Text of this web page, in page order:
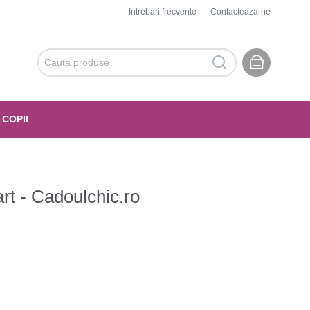
Intrebari frecvente Contacteaza-ne
- Cadoulchic.ro